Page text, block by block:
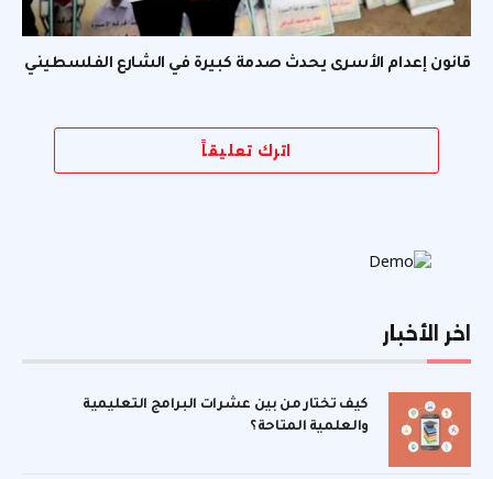
قانون إعدام الأسرى يحدث صدمة كبيرة في الشارع الفلسطيني
اترك تعليقاً
اخر الأخبار
كيف تختار من بين عشرات البرامج التعليمية
والعلمية المتاحة؟